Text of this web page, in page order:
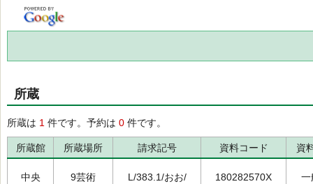
所蔵
所蔵は 1 件です。予約は 0 件です。
所蔵館 所蔵場所 請求記号 資料コード 資
中央 9芸術 L/383.1/おお/ 180282570X 一